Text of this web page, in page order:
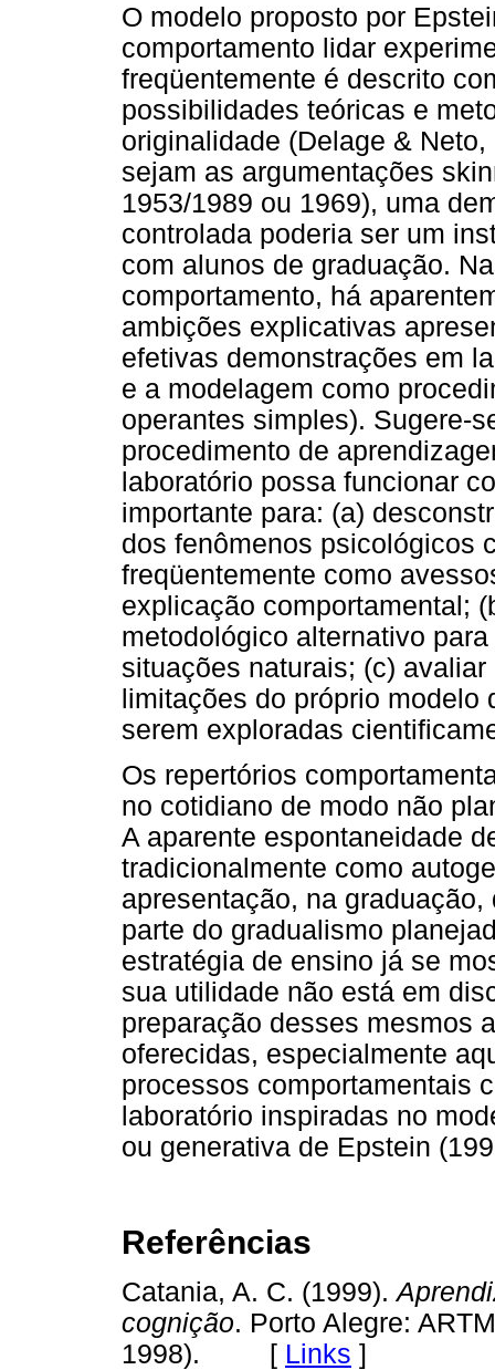
O modelo proposto por
comportamento lidar
freqüentemente é descrito
possibilidades teóricas e
originalidade (Delage &
sejam as argumentações
1953/1989 ou 1969), uma
controlada poderia ser um
com alunos de graduação.
comportamento, há
ambições explicativas
efetivas demonstrações em
e a modelagem como
operantes simples). Sugere-
procedimento de
laboratório possa funcionar
importante para: (a)
dos fenômenos psicológicos
freqüentemente como
explicação comportamental;
metodológico alternativo
situações naturais; (c)
limitações do próprio modelo
serem exploradas
Os repertórios
no cotidiano de modo não
A aparente espontaneidade
tradicionalmente como
apresentação, na
parte do gradualismo
estratégia de ensino já se
sua utilidade não está em
preparação desses mesmos
oferecidas, especialmente
processos comportamentais
laboratório inspiradas no
ou generativa de Epstein
Referências
Catania, A. C. (1999).
cognição. Porto Alegre:
1998). [ Links ]